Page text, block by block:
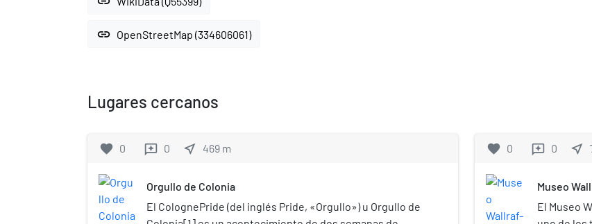
link OpenStreetMap (334606061)
Lugares cercanos
favorite 0 reviews 0 near_me 469 m
Orgullo de Colonia
El ColognePride (del inglés Pride, «Orgullo») u Orgullo de
favorite 0 reviews 0 near_me
Museo
El Museo